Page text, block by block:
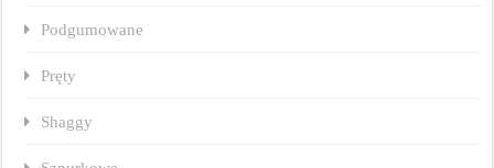
Podgumowane
Pręty
Shaggy